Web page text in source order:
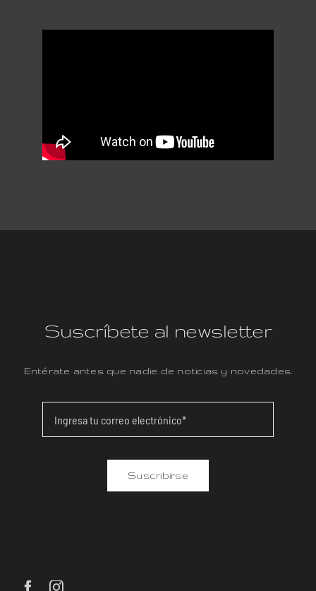
Suscríbete al newsletter
Entérate antes que nadie de noticias y novedades.
Suscribirse